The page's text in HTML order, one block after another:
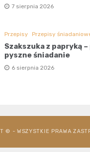
7 sierpnia 2026
Przepisy Przepisy
Szakszuka z papryką
pyszne śniadanie
6 sierpnia 2026
© - WSZYSTKIE PRAWA